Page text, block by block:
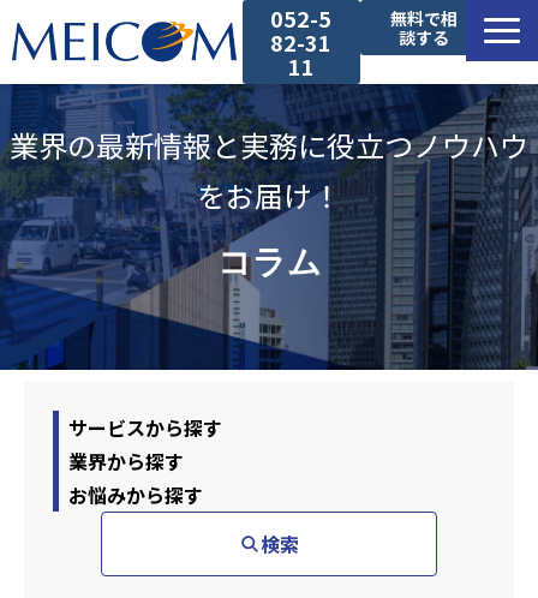
052-5
82-31
11
無料で相
談する
サービス一覧
導入事例
セミナー
コラム
業界の最新情報と実務に役立つノウハウ
をお届け！
コラム
サービスから探す
業界から探す
お悩みから探す
検索